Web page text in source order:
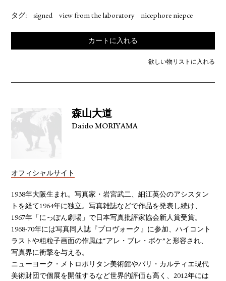
カートに入れる
欲しい物リストに入れる
タグ: signed view from the laboratory nicephore niepce
森山大道
Daido MORIYAMA
オフィシャルサイト
1938年大阪生まれ。写真家・岩宮武二、細江英公のアシスタン
トを経て1964年に独立。写真雑誌などで作品を発表し続け、
1967年「にっぽん劇場」で日本写真批評家協会新人賞受賞。
1968-70年には写真同人誌『プロヴォーク』に参加、ハイコント
ラストや粗粒子画面の作風は“アレ・ブレ・ボケ”と形容され、
写真界に衝撃を与える。
ニューヨーク・メトロポリタン美術館やパリ・カルティエ現代
美術財団で個展を開催するなど世界的評価も高く、2012年には